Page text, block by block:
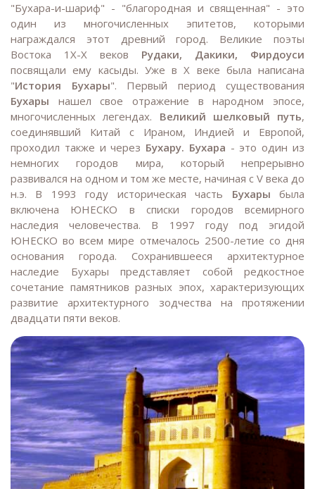
"Бухара-и-шариф" - "благородная и священная" - это
один из многочисленных эпитетов, которыми
награждался этот древний город. Великие поэты
Востока 1Х-Х веков Рудаки, Дакики, Фирдоуси
посвящали ему касыды. Уже в X веке была написана
"История Бухары". Первый период существования
Бухары нашел свое отражение в народном эпосе,
многочисленных легендах. Великий шелковый путь,
соединявший Китай с Ираном, Индией и Европой,
проходил также и через Бухару. Бухара - это один из
немногих городов мира, который непрерывно
развивался на одном и том же месте, начиная с V века до
н.э. В 1993 году историческая часть Бухары была
включена ЮНЕСКО в списки городов всемирного
наследия человечества. В 1997 году под эгидой
ЮНЕСКО во всем мире отмечалось 2500-летие со дня
основания города. Сохранившееся архитектурное
наследие Бухары представляет собой редкостное
сочетание памятников разных эпох, характеризующих
развитие архитектурного зодчества на протяжении
двадцати пяти веков.